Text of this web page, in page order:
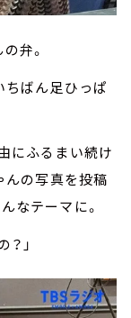
弁。
ちばん足ひっぱ
にふるまい続け
んの写真を投稿
なテーマに。
」